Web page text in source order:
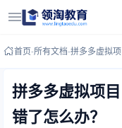
首页-所有文档-拼多多虚拟
拼多多虚拟项
错了怎么办？